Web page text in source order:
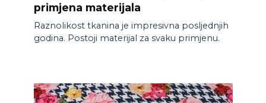
primjena materijala
Raznolikost tkanina je impresivna posljednjih
godina. Postoji materijal za svaku primjenu.